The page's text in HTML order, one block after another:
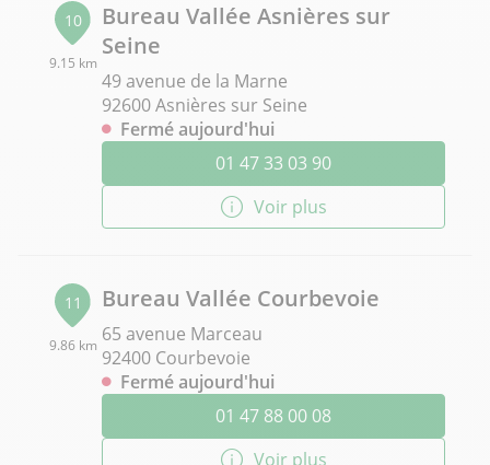
10
9.15 km
Bureau Vallée Asnières sur
Seine
49 avenue de la Marne
92600 Asnières sur Seine
Fermé aujourd'hui
01 47 33 03 90
Voir plus
11
9.86 km
Bureau Vallée Courbevoie
65 avenue Marceau
92400 Courbevoie
Fermé aujourd'hui
01 47 88 00 08
Voir plus